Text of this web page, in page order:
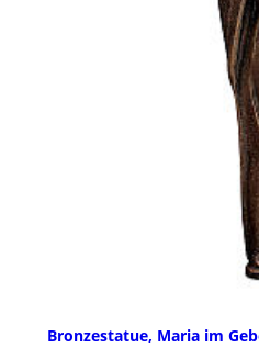
Bronzestatue, Maria im